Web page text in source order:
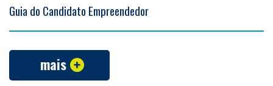
Guia do Candidato Empreendedor
mais